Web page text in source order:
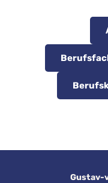
Gustav-